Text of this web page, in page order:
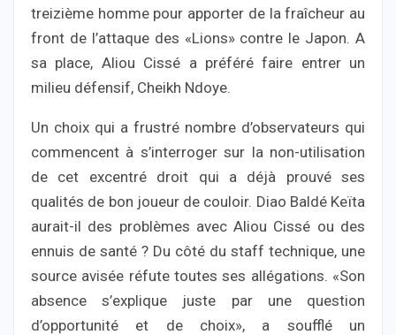
treizième homme pour apporter de la fraîcheur au
front de l’attaque des «Lions» contre le Japon. A
sa place, Aliou Cissé a préféré faire entrer un
milieu défensif, Cheikh Ndoye.
Un choix qui a frustré nombre d’observateurs qui
commencent à s’interroger sur la non-utilisation
de cet excentré droit qui a déjà prouvé ses
qualités de bon joueur de couloir. Diao Baldé Keïta
aurait-il des problèmes avec Aliou Cissé ou des
ennuis de santé ? Du côté du staff technique, une
source avisée réfute toutes ses allégations. «Son
absence s’explique juste par une question
d’opportunité et de choix», a soufflé un